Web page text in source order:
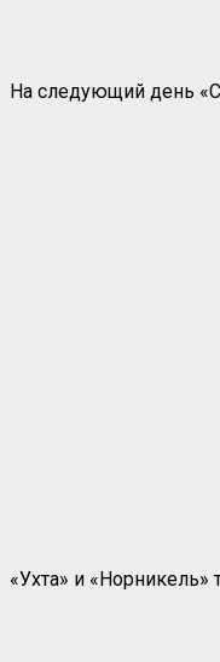
На следующий день
«Ухта» и